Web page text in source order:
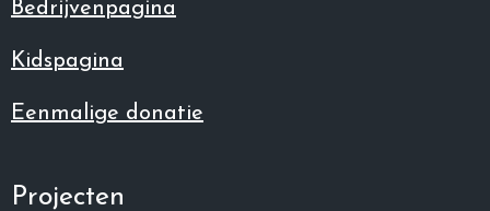
Bedrijvenpagina
Kidspagina
Eenmalige donatie
Projecten